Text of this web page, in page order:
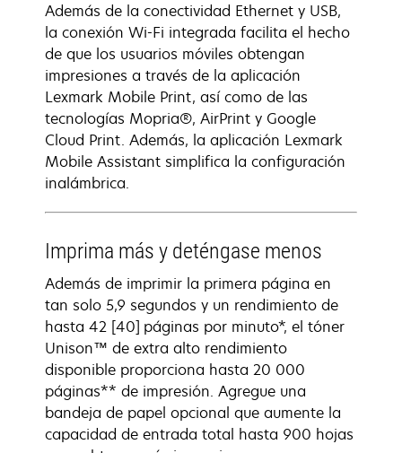
Además de la conectividad Ethernet y USB,
la conexión Wi-Fi integrada facilita el hecho
de que los usuarios móviles obtengan
impresiones a través de la aplicación
Lexmark Mobile Print, así como de las
tecnologías Mopria®, AirPrint y Google
Cloud Print. Además, la aplicación Lexmark
Mobile Assistant simplifica la configuración
inalámbrica.
Imprima más y deténgase menos
Además de imprimir la primera página en
tan solo 5,9 segundos y un rendimiento de
hasta 42 [40] páginas por minuto*, el tóner
Unison™ de extra alto rendimiento
disponible proporciona hasta 20 000
páginas** de impresión. Agregue una
bandeja de papel opcional que aumente la
capacidad de entrada total hasta 900 hojas